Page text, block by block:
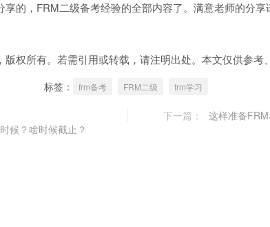
的，FRM二级备考经验的全部内容了。满意老师的分享
所有。若需引用或转载，请注明出处。本文仅供参考、
标签： frm备考 FRM二级 frm学习
候？啥时候截止？
下一篇： 这样准备